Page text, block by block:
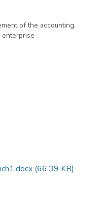
of the accounting,
enterprise
(66.39 KB)